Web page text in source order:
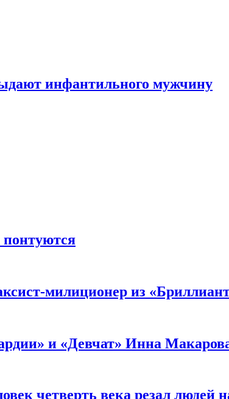
инфантильного мужчину
милиционер из
и «Девчат» Инна
четверть века резал людей